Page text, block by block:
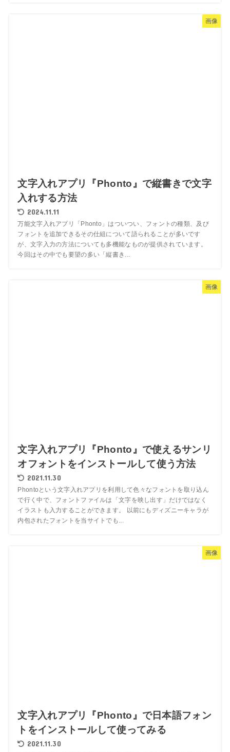
画像
文字入れアプリ『Phonto』で縦書きで文字
入れする方法
2024.11.11
万能文字入れアプリ「Phonto」はついつい、フォントの種類、及び
フォントを追加できるその仕組について語られることが多いです
が、文字入力の方法についても多機能なものが提供されています。
今回はその中でも要望の多い「縦書き...
画像
文字入れアプリ『Phonto』で使えるサンリ
オフォントをインストールして使う方法
2021.11.30
Phontoという文字入れアプリを利用して色々なフォントを取り込ん
で行く中で、フォントファイルは「文字を映し出す」だけではなく
イラストも入力することができます。 以前にもディズニーキャラが
内包されたフォントを当サイトでも...
画像
文字入れアプリ『Phonto』で日本語フォン
トをインストールして使ってみる
2021.11.30